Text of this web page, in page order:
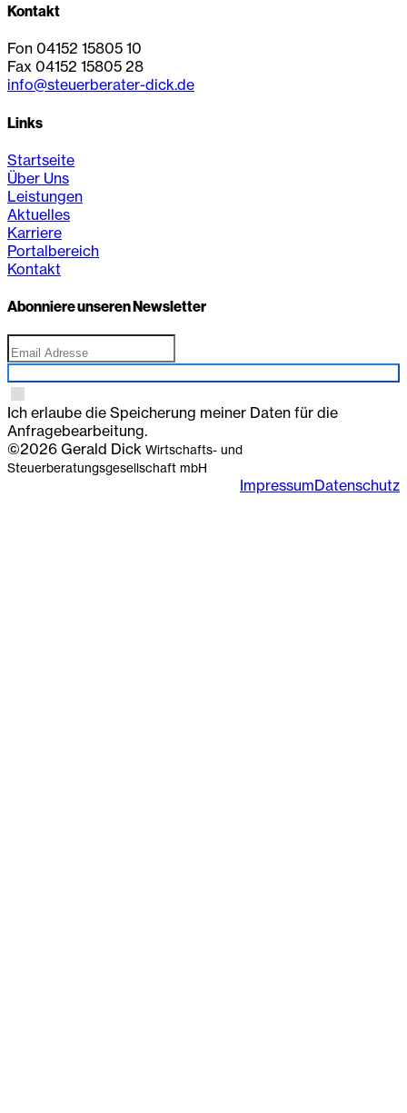
Kontakt
Fon 04152 15805 10
Fax 04152 15805 28
info@steuerberater-dick.de
Links
Startseite
Über Uns
Leistungen
Aktuelles
Karriere
Portalbereich
Kontakt
Abonniere unseren Newsletter
Ich erlaube die Speicherung meiner Daten für die
Anfragebearbeitung.
©2026 Gerald Dick Wirtschafts- und
Steuerberatungsgesellschaft mbH
ImpressumDatenschutz